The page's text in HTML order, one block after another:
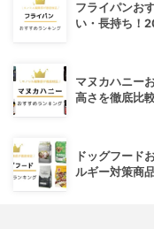
フライパンお
い・長持ち！
マヌカハニー
高さを徹底比
ドッグフード
ルギー対策商